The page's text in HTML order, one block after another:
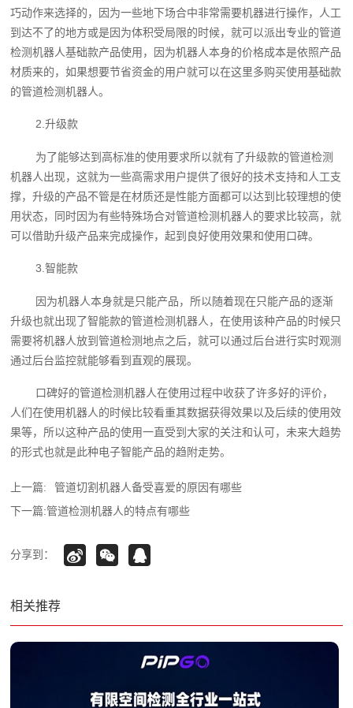
巧动作来选择的，因为一些地下场合中非常需要机器进行操作，人工
到达不了的地方或是因为体积受局限的时候，就可以派出专业的管道
检测机器人基础款产品使用，因为机器人本身的价格成本是依照产品
材质来的，如果想要节省资金的用户就可以在这里多购买使用基础款
的管道检测机器人。
2.升级款
为了能够达到高标准的使用要求所以就有了升级款的管道检测
机器人出现，这就为一些高需求用户提供了很好的技术支持和人工支
撑，升级的产品不管是在材质还是性能方面都可以达到比较理想的使
用状态，同时因为有些特殊场合对管道检测机器人的要求比较高，就
可以借助升级产品来完成操作，起到良好使用效果和使用口碑。
3.智能款
因为机器人本身就是只能产品，所以随着现在只能产品的逐渐
升级也就出现了智能款的管道检测机器人，在使用该种产品的时候只
需要将机器人放到管道检测地点之后，就可以通过后台进行实时观测
通过后台监控就能够看到直观的展现。
口碑好的管道检测机器人在使用过程中收获了许多好的评价，
人们在使用机器人的时候比较看重其数据获得效果以及后续的使用效
果等，所以这种产品的使用一直受到大家的关注和认可，未来大趋势
的形式也就是此种电子智能产品的趋附走势。
上一篇:
管道切割机器人备受喜爱的原因有哪些
下一篇:管道检测机器人的特点有哪些
分享到：
相关推荐